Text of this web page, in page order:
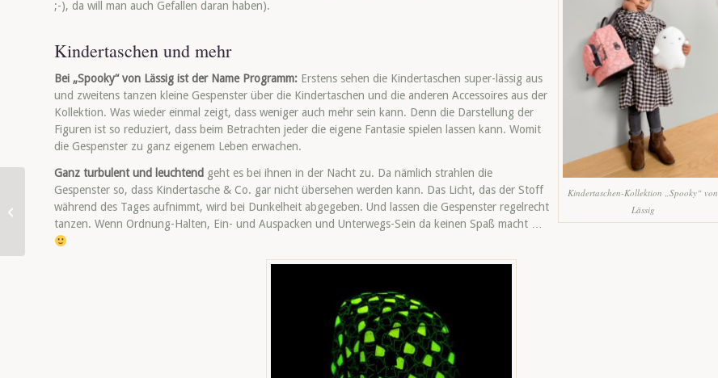
Kindertaschen-Kollektion „Spooky“ von
Lässig
;-), da will man auch Gefallen daran haben).
Kindertaschen und mehr
Bei „Spooky“ von Lässig ist der Name Programm: Erstens sehen die Kindertaschen super-lässig aus
und zweitens tanzen kleine Gespenster über die Kindertaschen und die anderen Accessoires aus der
Kollektion. Was wieder einmal zeigt, dass weniger auch mehr sein kann. Denn die Darstellung der
Figuren ist so reduziert, dass beim Betrachten jeder die eigene Fantasie spielen lassen kann. Womit
die Gespenster zu ganz eigenem Leben erwachen.
Ganz turbulent und leuchtend geht es bei ihnen in der Nacht zu. Da nämlich strahlen die
Gespenster so, dass Kindertasche & Co. gar nicht übersehen werden kann. Das Licht, das der Stoff
während des Tages aufnimmt, wird bei Dunkelheit abgegeben. Und lassen die Gespenster regelrecht
tanzen. Wenn Ordnung-Halten, Ein- und Auspacken und Unterwegs-Sein da keinen Spaß macht …
Schlechte Raumluft als
Konzentrations-Killer